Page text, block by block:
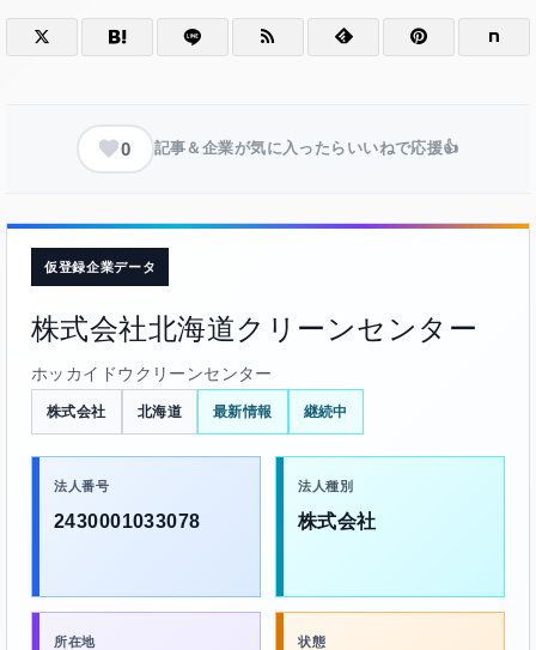
0 記事＆企業が気に入ったらいいねで応援👍
仮登録企業データ
株式会社北海道クリーンセンター
ホッカイドウクリーンセンター
株式会社 北海道 最新情報 継続中
法人番号
2430001033078
法人種別
株式会社
所在地 状態